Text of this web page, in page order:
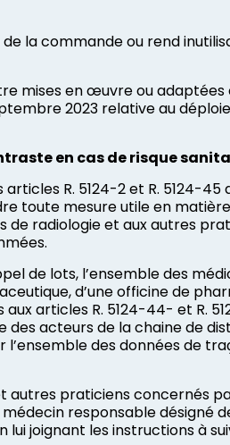
la commande ou rend
mises en œuvre ou
2023 relative au
en cas de risque
articles R. 5124-2 et R. 5124-
toute mesure utile en
de radiologie et aux autres
de lots, l’ensemble des
d’une officine de
articles R. 5124-44- et R.
des acteurs de la chaine de
des données de
praticiens concernés
responsable désigné
joignant les instructions à